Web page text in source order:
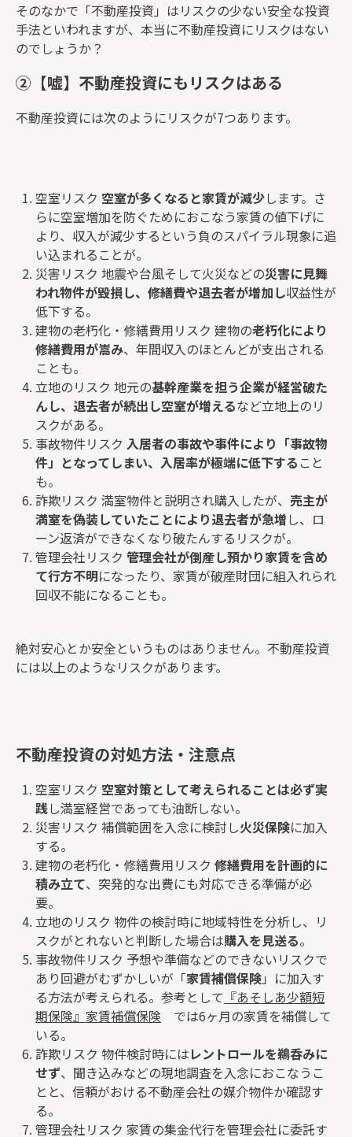
そのなかで「不動産投資」はリスクの少ない安全な投資
手法といわれますが、本当に不動産投資にリスクはない
のでしょうか？
②【嘘】不動産投資にもリスクはある
不動産投資には次のようにリスクが7つあります。
空室リスク 空室が多くなると家賃が減少します。さ
らに空室増加を防ぐためにおこなう家賃の値下げに
より、収入が減少するという負のスパイラル現象に追
い込まれることが。
災害リスク 地震や台風そして火災などの災害に見舞
われ物件が毀損し、修繕費や退去者が増加し収益性が
低下する。
建物の老朽化・修繕費用リスク 建物の老朽化により
修繕費用が嵩み、年間収入のほとんどが支出される
ことも。
立地のリスク 地元の基幹産業を担う企業が経営破た
んし、退去者が続出し空室が増えるなど立地上のリ
スクがある。
事故物件リスク 入居者の事故や事件により「事故物
件」となってしまい、入居率が極端に低下する こと
も。
詐欺リスク 満室物件と説明され購入したが、 売主が
満室を偽装していたことにより退去者が急増 し、ロ
ーン返済ができなくなり破たんするリスクが。
管理会社リスク 管理会社が倒産し預かり家賃を含め
て行方不明になったり、家賃が破産財団に組入れられ
回収不能になることも。
絶対安心とか安全というものはありません。不動産投資
には以上のようなリスクがあります。
不動産投資の対処方法・注意点
空室リスク 空室対策として考えられることは必ず実
践し満室経営であっても油断しない。
災害リスク 補償範囲を入念に検討し火災保険に加入
する。
建物の老朽化・修繕費用リスク 修繕費用を計画的に
積み立て、突発的な出費にも対応できる準備が必
要。
立地のリスク 物件の検討時に地域特性を分析し、リ
スクがとれないと判断した場合は購入を見送る。
事故物件リスク 予想や準備などのできないリスクで
あり回避がむずかしいが「家賃補償保険」に加入す
る方法が考えられる。参考として 『あそしあ少額短
期保険』家賃補償保険 では6ヶ月の家賃を補償して
いる。
詐欺リスク 物件検討時にはレントロールを鵜呑みに
せず、聞き込みなどの現地調査を入念におこなうこ
とと、信頼がおける不動産会社の媒介物件か確認す
る。
管理会社リスク 家賃の集金代行を管理会社に委託す